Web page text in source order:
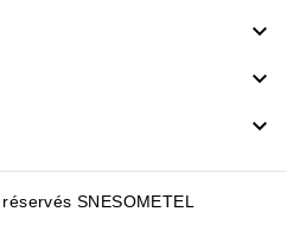



SNESOMETEL